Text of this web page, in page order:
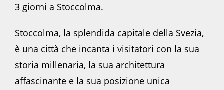
3 giorni a Stoccolma.
Stoccolma, la splendida capitale della Svezia,
è una città che incanta i visitatori con la sua
storia millenaria, la sua architettura
affascinante e la sua posizione unica